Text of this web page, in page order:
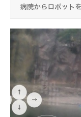
病院からロボット